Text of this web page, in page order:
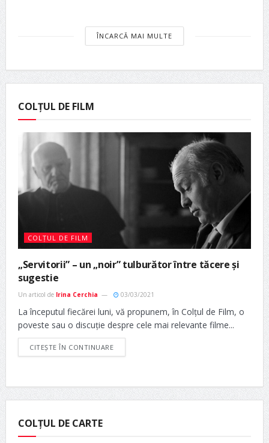
ÎNCARCĂ MAI MULTE
COLȚUL DE FILM
COLȚUL DE FILM
„Servitorii” – un „noir” tulburător între tăcere și
sugestie
Un articol de Irina Cerchia 03/03/2021
La începutul fiecărei luni, vă propunem, în Colțul de Film, o
poveste sau o discuție despre cele mai relevante filme...
CITEȘTE ÎN CONTINUARE
COLȚUL DE CARTE